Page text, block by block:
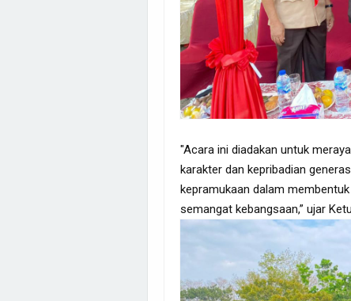
"Acara ini diadakan untuk
karakter dan kepribadian
kepramukaan dalam
semangat kebangsaan,” ujar